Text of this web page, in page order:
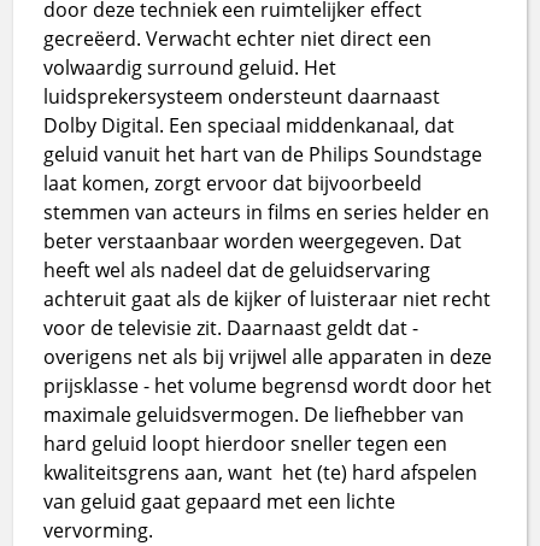
door deze techniek een ruimtelijker effect
gecreëerd. Verwacht echter niet direct een
volwaardig surround geluid. Het
luidsprekersysteem ondersteunt daarnaast
Dolby Digital. Een speciaal middenkanaal, dat
geluid vanuit het hart van de Philips Soundstage
laat komen, zorgt ervoor dat bijvoorbeeld
stemmen van acteurs in films en series helder en
beter verstaanbaar worden weergegeven. Dat
heeft wel als nadeel dat de geluidservaring
achteruit gaat als de kijker of luisteraar niet recht
voor de televisie zit. Daarnaast geldt dat -
overigens net als bij vrijwel alle apparaten in deze
prijsklasse - het volume begrensd wordt door het
maximale geluidsvermogen. De liefhebber van
hard geluid loopt hierdoor sneller tegen een
kwaliteitsgrens aan, want het (te) hard afspelen
van geluid gaat gepaard met een lichte
vervorming.